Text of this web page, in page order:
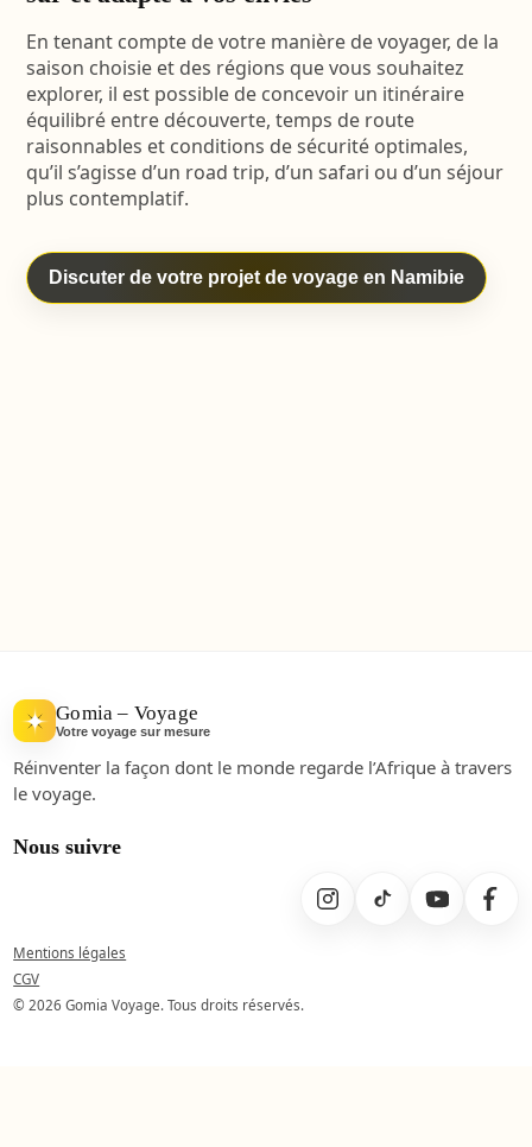
En tenant compte de votre manière de voyager, de la
saison choisie et des régions que vous souhaitez
explorer, il est possible de concevoir un itinéraire
équilibré entre découverte, temps de route
raisonnables et conditions de sécurité optimales,
qu’il s’agisse d’un road trip, d’un safari ou d’un séjour
plus contemplatif.
Discuter de votre projet de voyage en Namibie
Gomia – Voyage
Votre voyage sur mesure
Réinventer la façon dont le monde regarde l’Afrique à travers
le voyage.
Nous suivre
Mentions légales
CGV
© 2026 Gomia Voyage. Tous droits réservés.